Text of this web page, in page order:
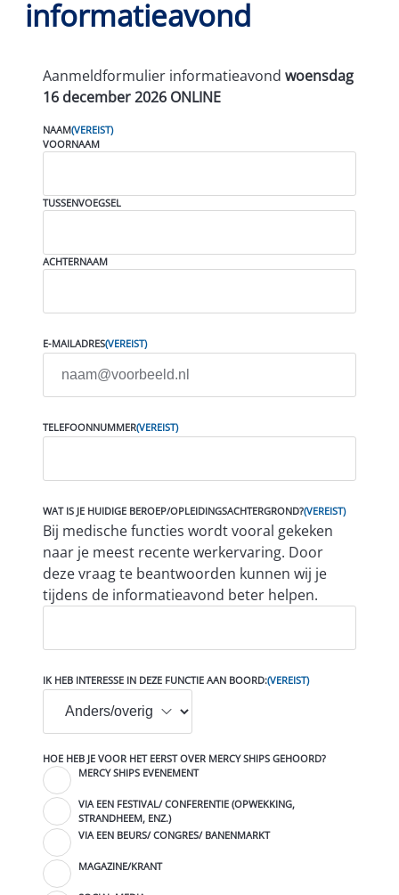
informatieavond
Aanmeldformulier informatieavond woensdag
16 december 2026 ONLINE
NAAM(VEREIST)
VOORNAAM
TUSSENVOEGSEL
ACHTERNAAM
E-MAILADRES(VEREIST)
TELEFOONNUMMER(VEREIST)
WAT IS JE HUIDIGE BEROEP/OPLEIDINGSACHTERGROND?(VEREIST)
Bij medische functies wordt vooral gekeken
naar je meest recente werkervaring. Door
deze vraag te beantwoorden kunnen wij je
tijdens de informatieavond beter helpen.
IK HEB INTERESSE IN DEZE FUNCTIE AAN BOORD:(VEREIST)
HOE HEB JE VOOR HET EERST OVER MERCY SHIPS GEHOORD?
MERCY SHIPS EVENEMENT
VIA EEN FESTIVAL/ CONFERENTIE (OPWEKKING,
STRANDHEEM, ENZ.)
VIA EEN BEURS/ CONGRES/ BANENMARKT
MAGAZINE/KRANT